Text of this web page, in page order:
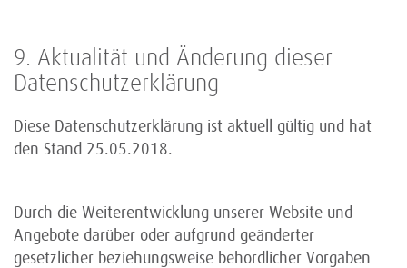
9. Aktualität und Änderung dieser
Datenschutzerklärung
Diese Datenschutzerklärung ist aktuell gültig und hat
den Stand 25.05.2018.
Durch die Weiterentwicklung unserer Website und
Angebote darüber oder aufgrund geänderter
gesetzlicher beziehungsweise behördlicher Vorgaben